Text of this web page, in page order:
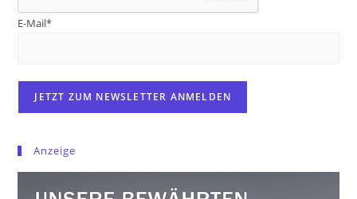
E-Mail*
Anzeige